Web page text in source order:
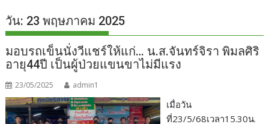
วัน: 23 พฤษภาคม 2025
มอบรถเข็นนั่งวีแชร์ให้แก่… น.ส.จันทร์จิรา พิมลศิริ
อายุ44ปี เป็นผู้ป่วยแขนขาไม่มีแรง
23/05/2025 admin1
เมื่อวัน
ที่23/5/68เวลา15.30น.